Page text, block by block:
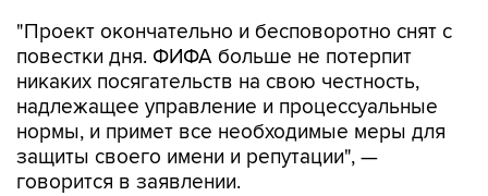
"Проект окончательно и бесповоротно снят с
повестки дня. ФИФА больше не потерпит
никаких посягательств на свою честность,
надлежащее управление и процессуальные
нормы, и примет все необходимые меры для
защиты своего имени и репутации", —
говорится в заявлении.